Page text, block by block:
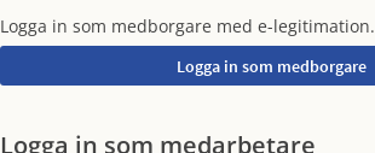
Logga in som medborgare med e-legitimation.
Logga in som medarbetare